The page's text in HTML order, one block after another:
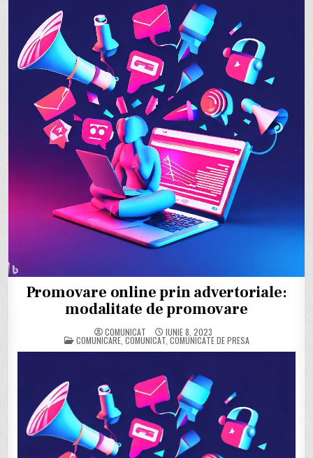
Promovare online prin advertoriale:
modalitate de promovare
COMUNICAT IUNIE 8, 2023
POSTED
IN
COMUNICARE, COMUNICAT, COMUNICATE DE PRESA